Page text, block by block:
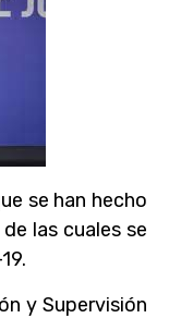
se han hecho
las cuales se
y Supervisión